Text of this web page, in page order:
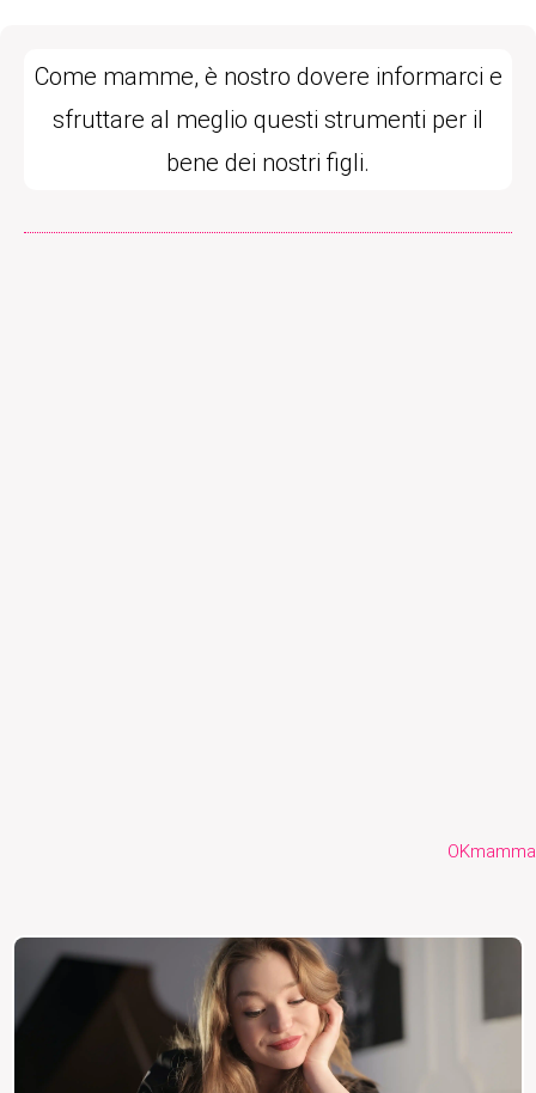
Come mamme, è nostro dovere informarci e
sfruttare al meglio questi strumenti per il
bene dei nostri figli.
OKmamma